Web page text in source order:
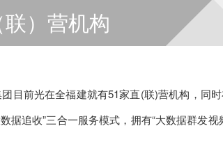
）营机构
目前光在全福建就有51家直(联)营机构，同
追收”三合一服务模式，拥有“大数据群发